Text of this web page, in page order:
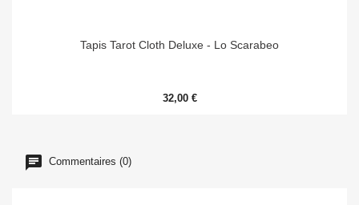
Tapis Tarot Cloth Deluxe - Lo Scarabeo
32,00 €
Commentaires (0)